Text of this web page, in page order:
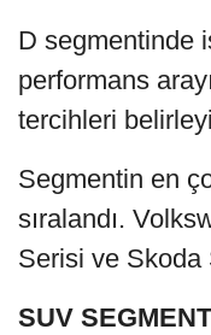
D segmentinde
performans
tercihleri
Segmentin en
sıralandı.
Serisi ve Skoda
SUV